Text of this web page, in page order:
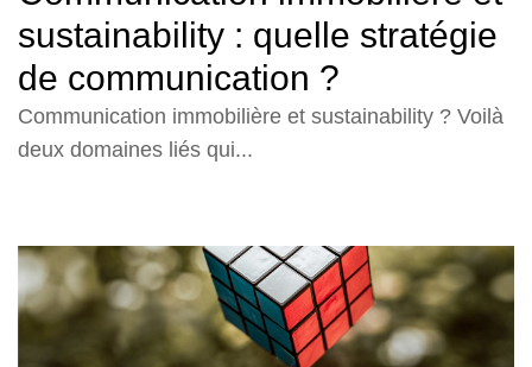
sustainability : quelle stratégie
de communication ?
Communication immobilière et sustainability ? Voilà
deux domaines liés qui...